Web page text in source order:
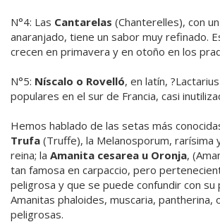
N°4: Las Cantarelas (Chanterelles), con
anaranjado, tiene un sabor muy refinado.
crecen en primavera y en otoño en los
N°5: Níscalo o Rovelló, en latín,
populares en el sur de Francia, casi
Hemos hablado de las setas más
Trufa (Truffe), la Melanosporum, rarísima y
reina; la Amanita cesarea u Oronja,
tan famosa en carpaccio, pero
peligrosa y que se puede confundir con su
Amanitas phaloides, muscaria, pantherina,
peligrosas.